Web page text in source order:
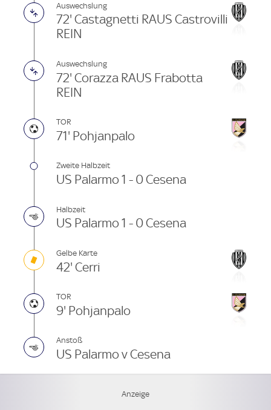
Auswechslung
72' Castagnetti RAUS Castrovilli
REIN
Auswechslung
72' Corazza RAUS Frabotta
REIN
TOR
71' Pohjanpalo
Zweite Halbzeit
US Palarmo 1 - 0 Cesena
Halbzeit
US Palarmo 1 - 0 Cesena
Gelbe Karte
42' Cerri
TOR
9' Pohjanpalo
Anstoß
US Palarmo v Cesena